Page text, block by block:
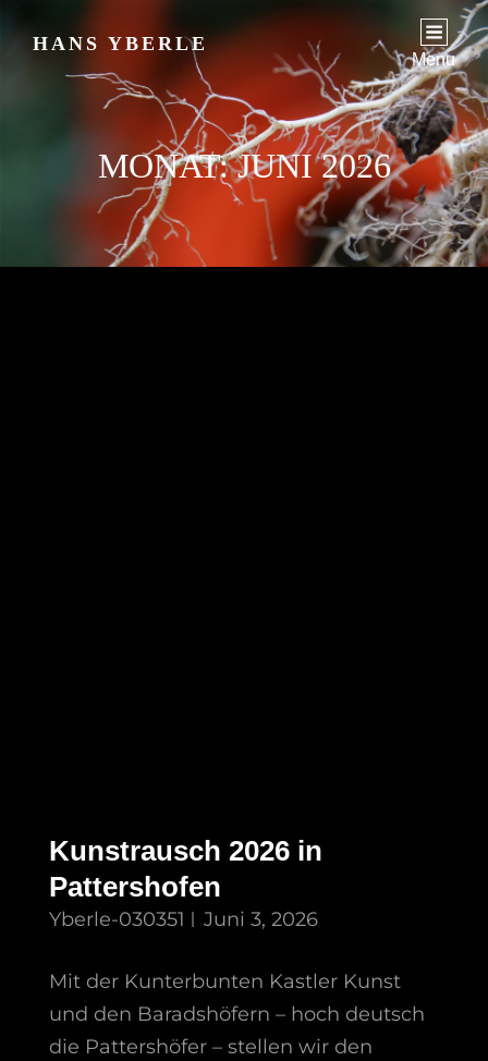
HANS YBERLE
Menu
MONAT:JUNI 2026
Kunstrausch 2026 in
Pattershofen
Yberle-030351 Juni 3, 2026
Mit der Kunterbunten Kastler Kunst
und den Baradshöfern – hoch deutsch
die Pattershöfer – stellen wir den